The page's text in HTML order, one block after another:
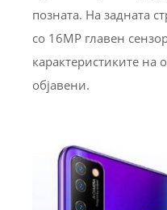
позната. На задната
со 16MP главен
карактеристиките на
објавени.